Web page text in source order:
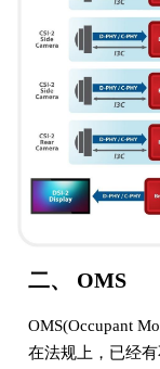
二、 OMS
OMS(Occupant
在法规上，已经